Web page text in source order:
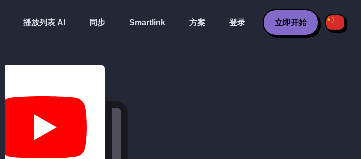
播放列表 AI 同步 Smartlink 方案 登录 立即开始